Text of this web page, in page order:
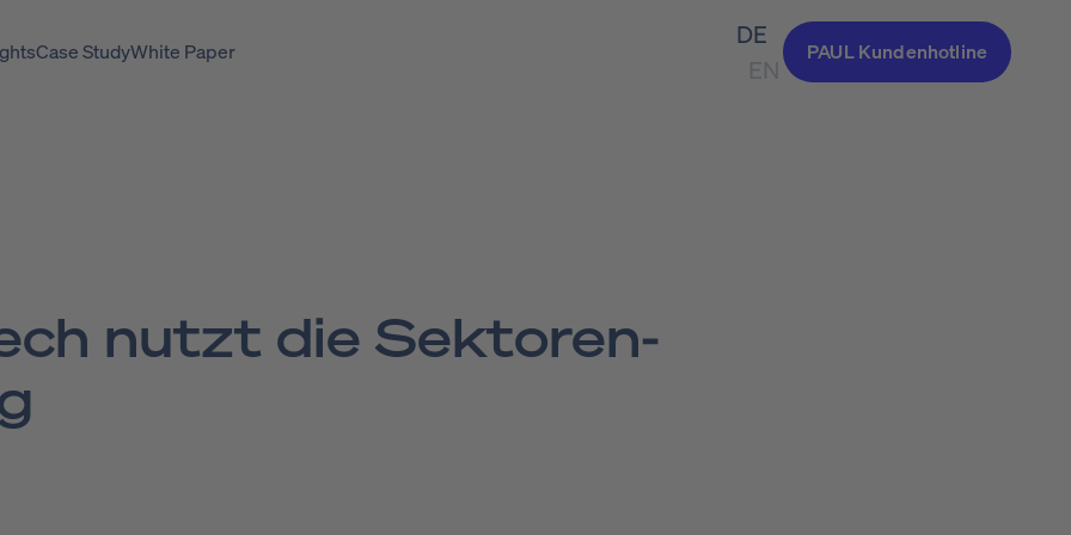
Case StudyWhite Paper
DE
PAUL Kundenhotline
nutzt die Sek­to­ren­